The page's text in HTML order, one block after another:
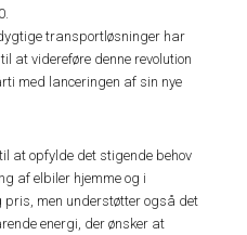
transportløsninger har
at videreføre denne revolution
med lanceringen af sin nye
at opfylde det stigende behov
af elbiler hjemme og i
pris, men understøtter også det
energi, der ønsker at